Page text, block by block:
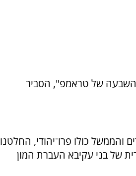
של טראמפ", הסביר
כולו פרו־יהודי, החלטנו
של בני עקיבא העברת המון